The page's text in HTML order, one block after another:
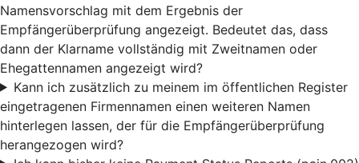
Namensvorschlag mit dem Ergebnis der
Empfängerüberprüfung angezeigt. Bedeutet das, dass
dann der Klarname vollständig mit Zweitnamen oder
Ehegattennamen angezeigt wird?
Kann ich zusätzlich zu meinem im öffentlichen Register
eingetragenen Firmennamen einen weiteren Namen
hinterlegen lassen, der für die Empfängerüberprüfung
herangezogen wird?